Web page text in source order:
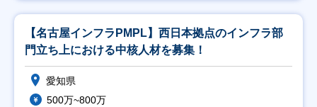
【名古屋インフラPMPL】西日本拠点のインフラ部
門立ち上における中核人材を募集！
愛知県
500万~800万